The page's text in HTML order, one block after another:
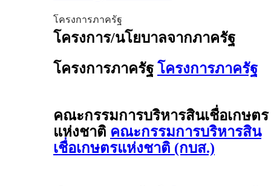
โครงการภาครัฐ
โครงการ/นโยบาลจากภาครัฐ
โครงการภาครัฐ โครงการภาครัฐ
คณะกรรมการบริหารสินเชื่อเกษตร
แห่งชาติ คณะกรรมการบริหารสิน
เชื่อเกษตรแห่งชาติ (กบส.)